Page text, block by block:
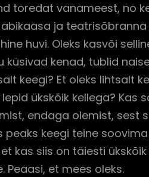
toredat vanameest, no
ja teatrisõbranna
huvi. Oleks kasvõi
kenad, tublid
keegi? Et oleks lihtsalt
ükskõik kellega?
endaga olemist,
peaks keegi teine
kas siis on täiesti
et mees oleks.